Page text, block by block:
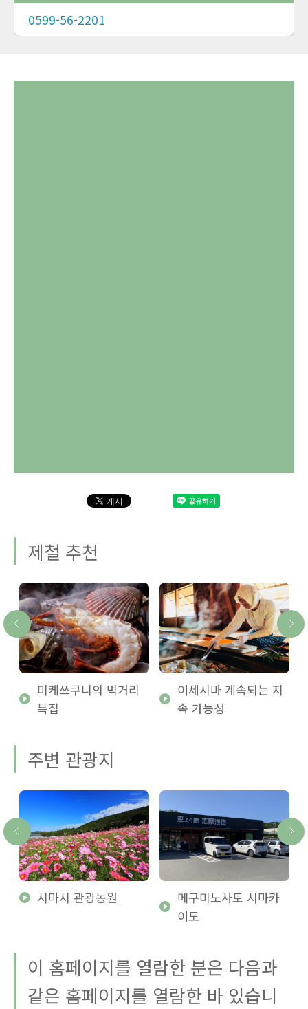
0599-56-2201
제철 추천
미케쓰쿠니의 먹거리
특집
이세시마 계속되는 지
속 가능성
주변 관광지
시마시 관광농원
메구미노사토 시마카
이도
이 홈페이지를 열람한 분은 다음과
같은 홈페이지를 열람한 바 있습니